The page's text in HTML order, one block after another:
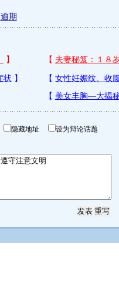
逾期
隐藏地址 设为辩论话题